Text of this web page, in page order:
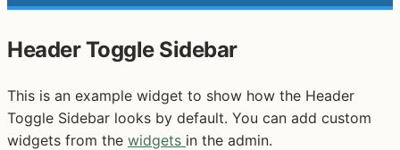
Header Toggle Sidebar
This is an example widget to show how the Header
Toggle Sidebar looks by default. You can add custom
widgets from the widgets in the admin.